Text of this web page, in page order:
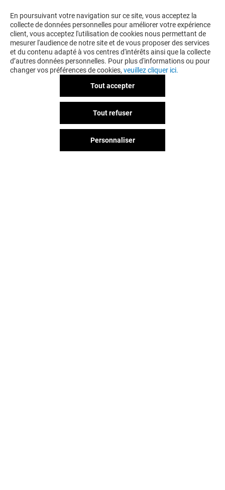
JE DÉCOUVRE
En poursuivant votre navigation sur ce site, vous acceptez la
collecte de données personnelles pour améliorer votre expérience
client, vous acceptez l'utilisation de cookies nous permettant de
mesurer l'audience de notre site et de vous proposer des services
et du contenu adapté à vos centres d'intérêts ainsi que la collecte
d’autres données personnelles. Pour plus d'informations ou pour
changer vos préférences de cookies, veuillez cliquer ici.
Tout accepter
Tout refuser
Personnaliser